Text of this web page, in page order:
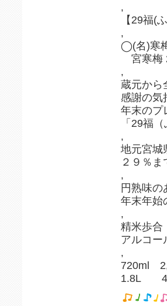
,
【29福(
,
◯(名)寒
宮寒梅
,
蔵元から
感謝の気
年末のプ
「29福
,
地元宮城
２９％
,
円熟味の
年末年始
,
精米歩合
アルコー
,
720ml
1.8L